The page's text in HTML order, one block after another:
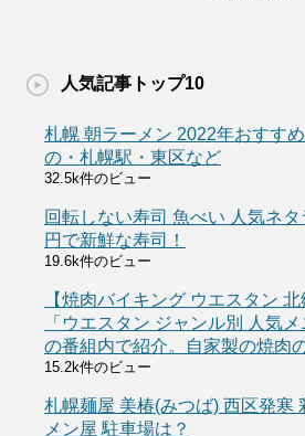
人気記事トップ10
札幌 朝ラーメン 2022年おすす
の・札幌駅・東区など
32.5k件のビュー
回転しない寿司 魚べい 人気ネ
円で新鮮な寿司！
19.6k件のビュー
【焼肉バイキング ウエスタン
「ウエスタン ジャンル別 人気
の番組内で紹介。自家製の焼肉
15.2k件のビュー
札幌麺屋 美椿(みつば) 西区発寒
メン屋 駐車場は？